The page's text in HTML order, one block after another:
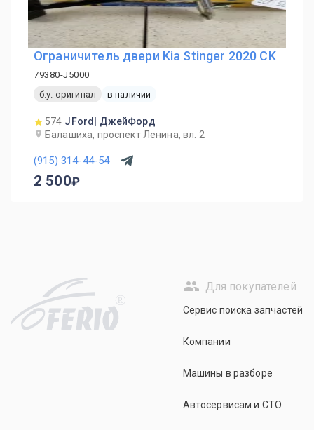
Ограничитель двери Kia Stinger 2020 CK
79380-J5000
б.у. оригинал
в наличии
574 JFord| ДжейФорд
Балашиха, проспект Ленина, вл. 2
(915) 314-44-54
2 500
R
Для покупателей
Сервис поиска запчастей
Компании
Машины в разборе
Автосервисам и СТО